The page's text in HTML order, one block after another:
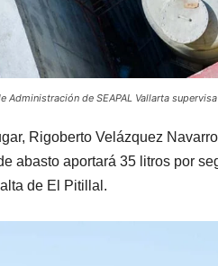
Administración de SEAPAL Vallarta
Rigoberto Velázquez
abasto aportará 35 litros por
de El Pitillal.